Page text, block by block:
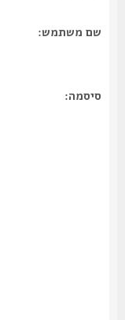
שם משתמש:
סיסמה: